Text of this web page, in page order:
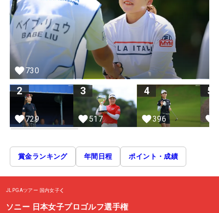
730
2
729
3
517
4
396
5
賞金ランキング 年間日程 ポイント・成績
JLPGAツアー 国内女子
ソニー 日本女子プロゴルフ選手権